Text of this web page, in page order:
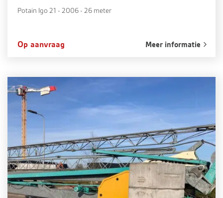
Potain Igo 21 - 2006 - 26 meter
Op aanvraag Meer informatie